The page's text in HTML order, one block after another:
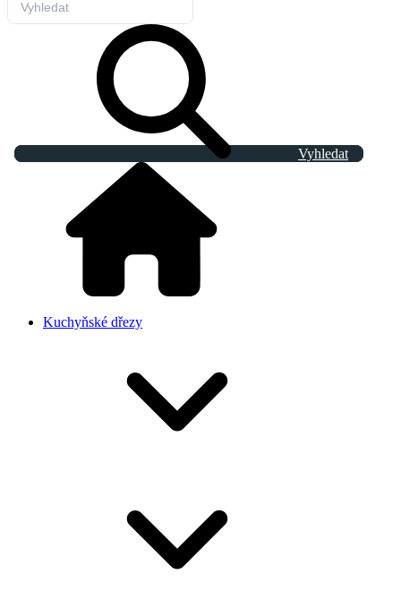
Vyhledat
Kuchyňské dřezy